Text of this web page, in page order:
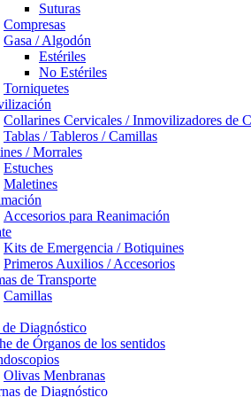
Suturas
Compresas
Gasa / Algodón
Estériles
No Estériles
Torniquetes
Collarines Cervicales / Inmovilizadores de
Tablas / Tableros / Camillas
/ Morrales
Estuches
Maletines
Accesorios para Reanimación
Kits de Emergencia / Botiquines
Primeros Auxilios / Accesorios
de Transporte
Camillas
Diagnóstico
de Órganos de los sentidos
Olivas Menbranas
de Diagnóstico